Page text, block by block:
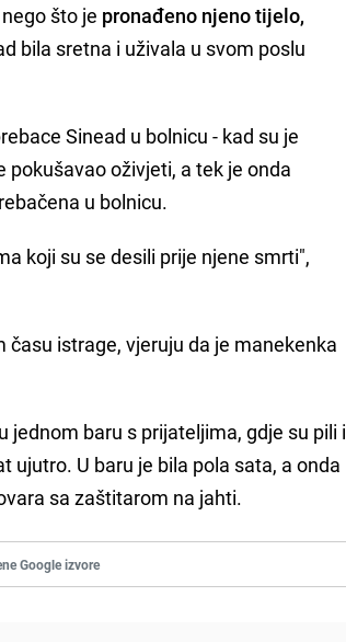
što je pronađeno njeno tijelo,
bila sretna i uživala u svom poslu
Sinead u bolnicu - kad su je
oživjeti, a tek je onda
u bolnicu.
koji su se desili prije njene smrti",
času istrage, vjeruju da je manekenka
jednom baru s prijateljima, gdje su pili i
ujutro. U baru je bila pola sata, a onda
sa zaštitarom na jahti.
Google izvore